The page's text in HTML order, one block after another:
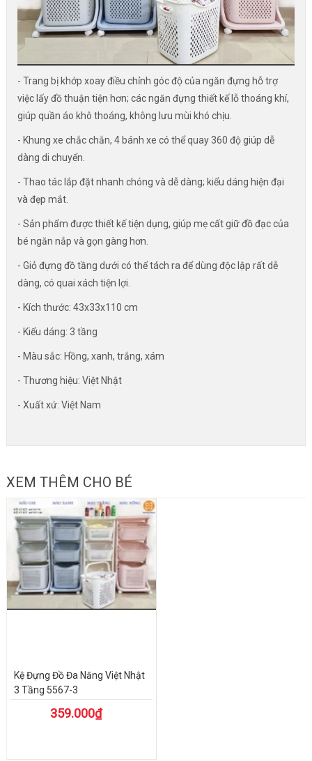
- Trang bị khớp xoay điều chỉnh góc độ của ngăn đựng hỗ trợ
việc lấy đồ thuận tiện hơn; các ngăn đựng thiết kế lỗ thoáng khí,
giúp quần áo khô thoáng, không lưu mùi khó chịu.
- Khung xe chắc chắn, 4 bánh xe có thể quay 360 độ giúp dễ
dàng di chuyển.
- Thao tác lắp đặt nhanh chóng và dễ dàng; kiểu dáng hiện đại
và đẹp mắt.
- Sản phẩm được thiết kế tiện dụng, giúp mẹ cất giữ đồ đạc của
bé ngăn nắp và gọn gàng hơn.
- Giỏ đựng đồ tầng dưới có thể tách ra để dùng độc lập rất dễ
dàng, có quai xách tiện lợi.
- Kích thước: 43x33x110 cm
- Kiểu dáng: 3 tầng
- Màu sắc: Hồng, xanh, trắng, xám
- Thương hiệu: Việt Nhật
- Xuất xứ: Việt Nam
XEM THÊM CHO BÉ
Kệ Đựng Đồ Đa Năng Việt Nhật
3 Tầng 5567-3
359.000₫